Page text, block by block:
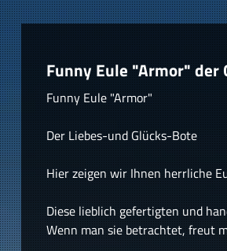
Funny Eule "Armor" der
Funny Eule "Armor"
Der Liebes-und Glücks-Bote
Hier zeigen wir Ihnen herrliche
Diese lieblich gefertigten und
Wenn man sie betrachtet, freut